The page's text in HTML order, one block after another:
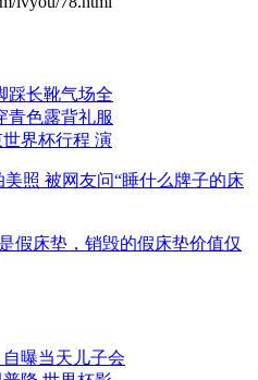
踩长靴气场全
青色露背礼服
界杯行程 演
照 被网友问“睡什么牌子的床
假床垫，销毁的假床垫价值仅
曝当天儿子会